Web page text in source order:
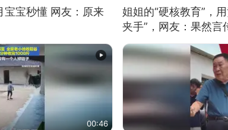
宝宝秒懂 网友：原来
姐姐的“硬核教育”，
夹手”，网友：果然言
00:46